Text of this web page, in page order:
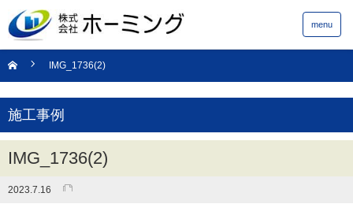
menu
IMG_1736(2)
施工事例
IMG_1736(2)
2023.7.16